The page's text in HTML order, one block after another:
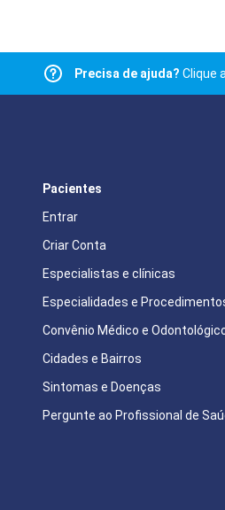
Precisa de ajuda? Clique
Pacientes
Entrar
Criar Conta
Especialistas e clínicas
Especialidades e
Convênio Médico e
Cidades e Bairros
Sintomas e Doenças
Pergunte ao Profissional de